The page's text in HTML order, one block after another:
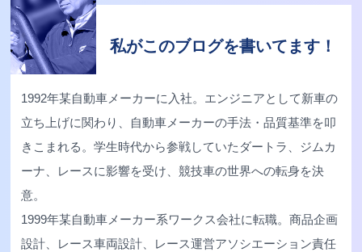
私がこのブログを書いてます！
1992年某自動車メーカーに入社。エンジニアとして新車の
立ち上げに関わり、自動車メーカーの手法・品質基準を叩
きこまれる。学生時代から参戦していたダートラ、ジムカ
ーナ、レースに影響を受け、競技車の世界への転身を決
意。
1999年某自動車メーカー系ワークス会社に転職。商品企画
設計、レース車両設計、レース運営アソシエーション責任